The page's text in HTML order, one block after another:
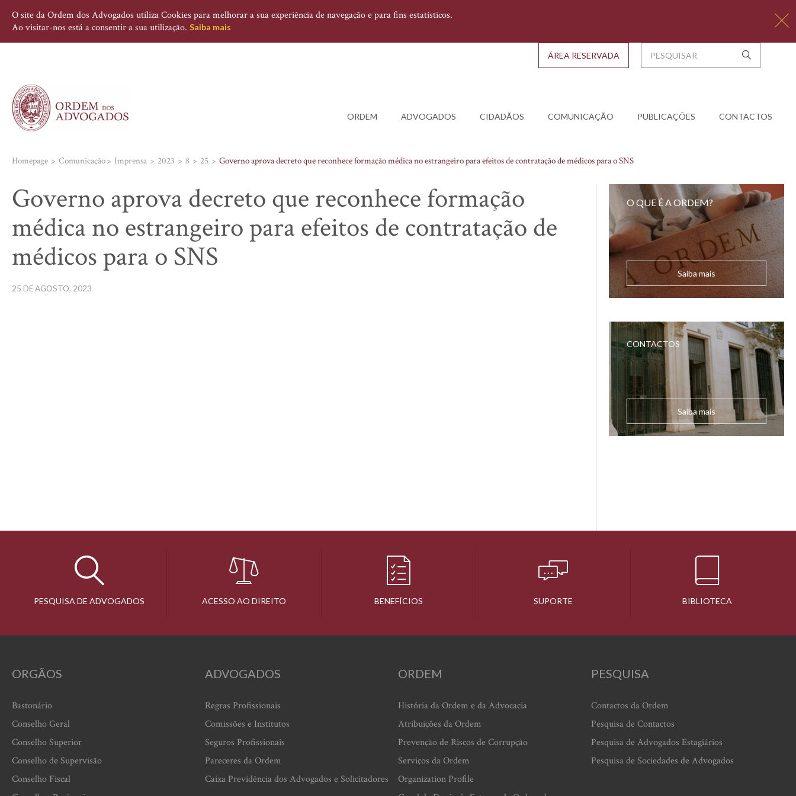
O site da Ordem dos Advogados utiliza Cookies para melhorar a sua experiência de navegação e para fins estatísticos.
Ao visitar-nos está a consentir a sua utilização. Saiba mais
ORDEM ADVOGADOS CIDADÃOS COMUNICAÇÃO PUBLICAÇÕES CONTACTOS
ÁREA RESERVADA
Homepage Comunicação Imprensa 2023 8 25 Governo aprova decreto que reconhece formação médica no estrangeiro para efeitos de contratação de médicos para o SNS
Governo aprova decreto que reconhece formação
médica no estrangeiro para efeitos de contratação de
médicos para o SNS
25 DE AGOSTO, 2023
O QUE É A ORDEM?
Saiba mais
CONTACTOS
Saiba mais
PESQUISA DE ADVOGADOS ACESSO AO DIREITO BENEFÍCIOS SUPORTE BIBLIOTECA
ORGÃOS
Bastonário
Conselho Geral
Conselho Superior
Conselho de Supervisão
Conselho Fiscal
ADVOGADOS
Regras Profissionais
Comissões e Institutos
Seguros Profissionais
Pareceres da Ordem
Caixa Previdência dos Advogados e Solicitadores
ORDEM
História da Ordem e da Advocacia
Atribuições da Ordem
Prevenção de Riscos de Corrupção
Serviços da Ordem
Organization Profile
PESQUISA
Contactos da Ordem
Pesquisa de Contactos
Pesquisa de Advogados Estagiários
Pesquisa de Sociedades de Advogados